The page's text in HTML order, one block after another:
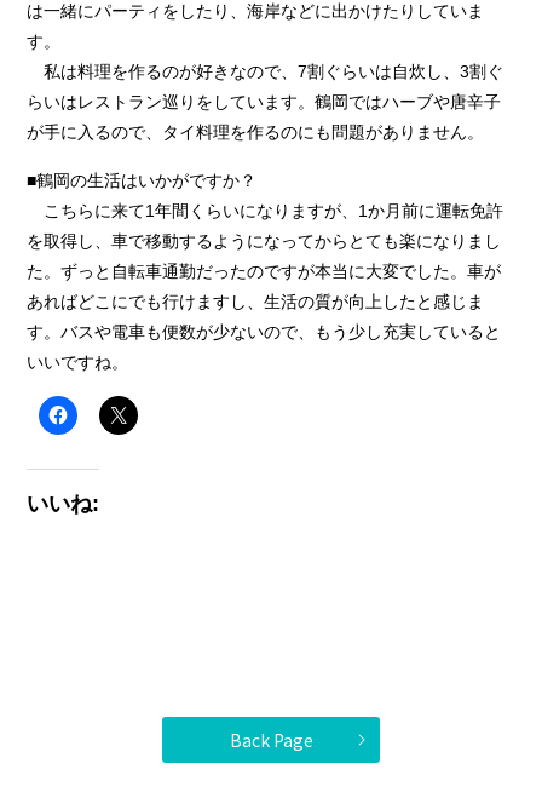
は一緒にパーティをしたり、海岸などに出かけたりしていま
す。
私は料理を作るのが好きなので、7割ぐらいは自炊し、3割ぐ
らいはレストラン巡りをしています。鶴岡ではハーブや唐辛子
が手に入るので、タイ料理を作るのにも問題がありません。
■鶴岡の生活はいかがですか？
こちらに来て1年間くらいになりますが、1か月前に運転免許
を取得し、車で移動するようになってからとても楽になりまし
た。ずっと自転車通勤だったのですが本当に大変でした。車が
あればどこにでも行けますし、生活の質が向上したと感じま
す。バスや電車も便数が少ないので、もう少し充実していると
いいですね。
いいね:
Back Page